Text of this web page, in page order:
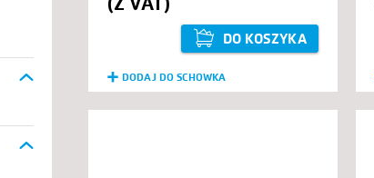
DO KOSZYKA
DODAJ DO SCHOWKA